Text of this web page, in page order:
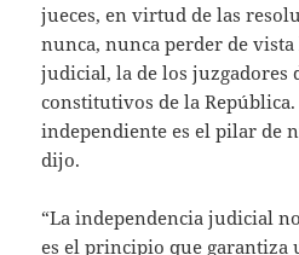
jueces, en virtud de las
nunca, nunca perder de
judicial, la de los juzgadores
constitutivos de la
independiente es el pilar de
dijo.
“La independencia judicial
es el principio que garantiza